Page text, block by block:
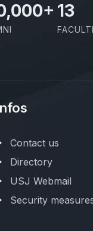
+ 13
Contact us
Directory
USJ Webmail
Security